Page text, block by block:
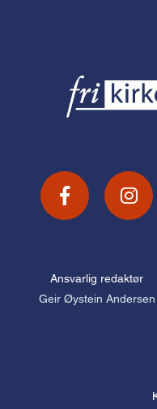
Ansvarlig redaktør
Geir Øystein Andersen